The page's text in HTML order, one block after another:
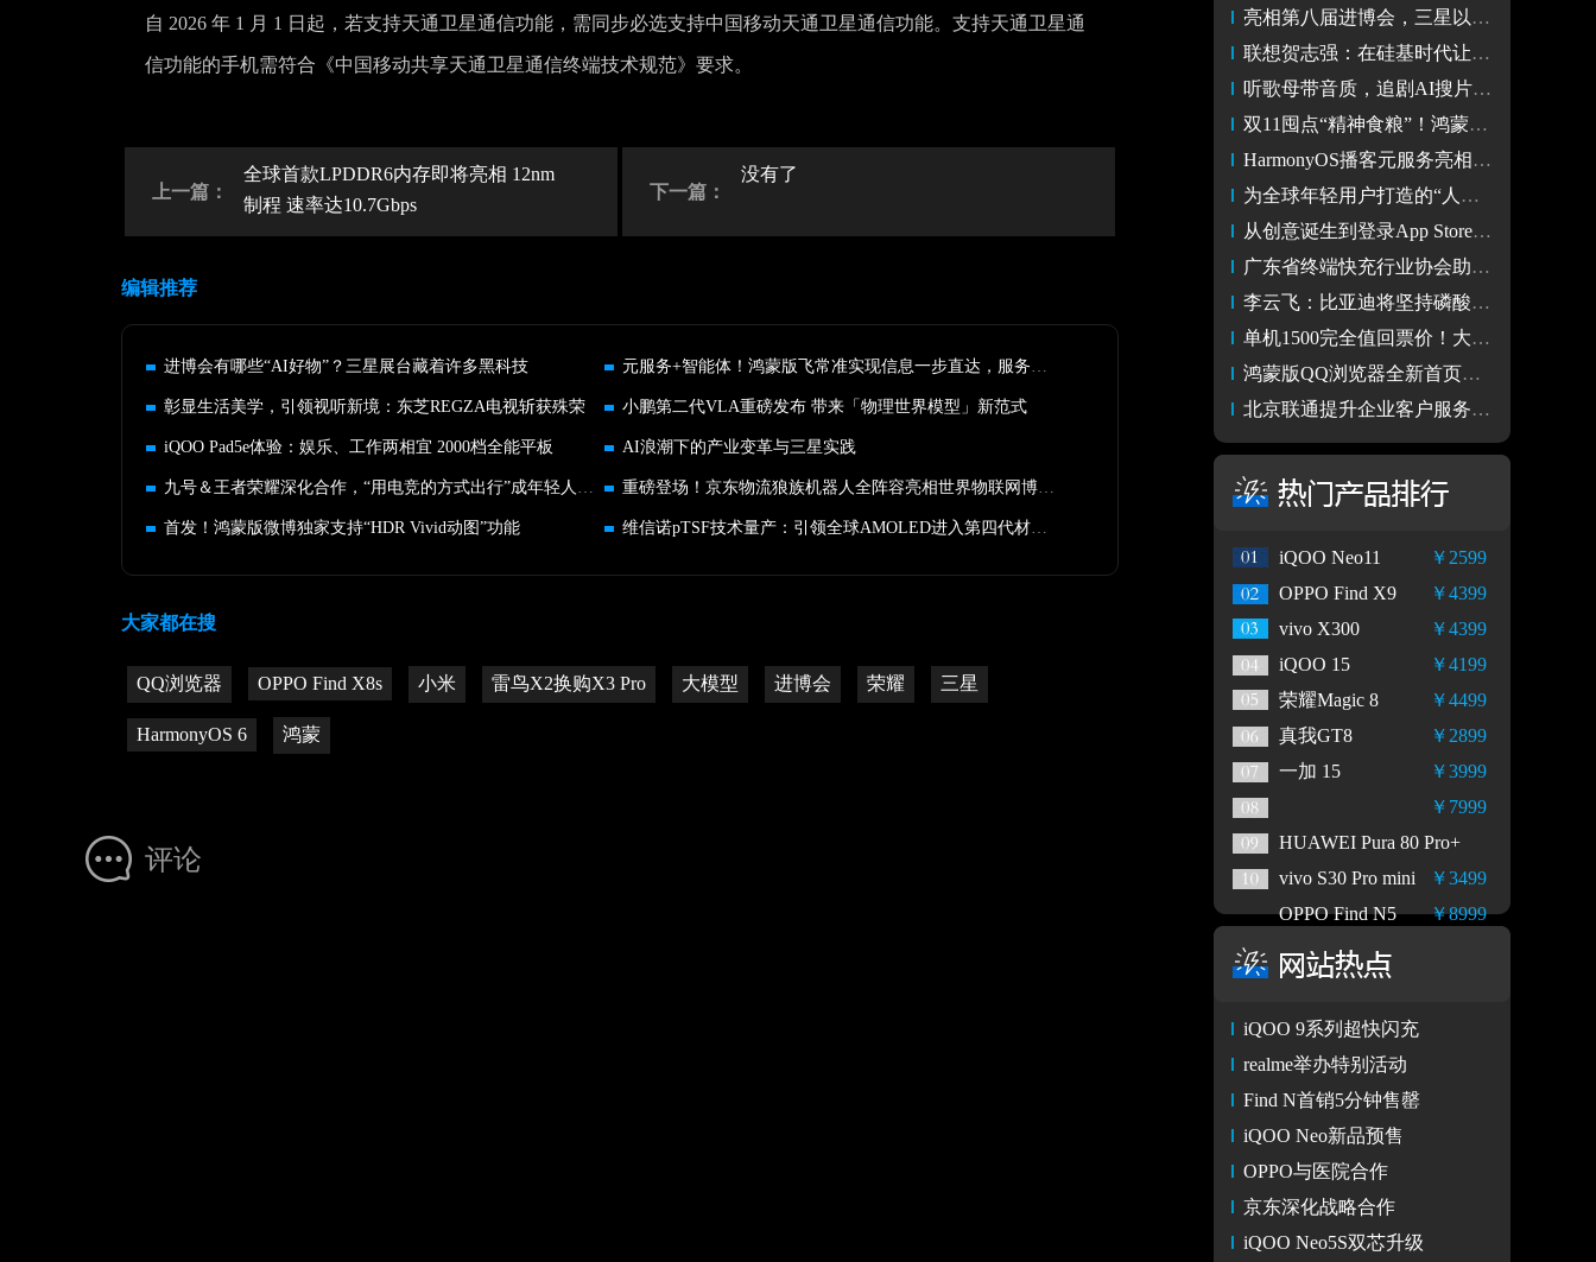
自 2026 年 1 月 1 日起，若支持天通卫星通信功能，需同步必选支持中国移动天通卫星通信功能。支持天通卫星通
信功能的手机需符合《中国移动共享天通卫星通信终端技术规范》要求。
上一篇：
全球首款LPDDR6内存即将亮相 12nm
制程 速率达10.7Gbps
下一篇：
没有了
编辑推荐
进博会有哪些“AI好物”？三星展台藏着许多黑科技 元服务+智能体！鸿蒙版飞常准实现信息一步直达，服务开口即来
彰显生活美学，引领视听新境：东芝REGZA电视斩获殊荣 小鹏第二代VLA重磅发布 带来「物理世界模型」新范式
iQOO Pad5e体验：娱乐、工作两相宜 2000档全能平板 AI浪潮下的产业变革与三星实践
九号＆王者荣耀深化合作，“用电竞的方式出行”成年轻人新选择 重磅登场！京东物流狼族机器人全阵容亮相世界物联网博览会
首发！鸿蒙版微博独家支持“HDR Vivid动图”功能 维信诺pTSF技术量产：引领全球AMOLED进入第四代材料纪元
大家都在搜
QQ浏览器 OPPO Find X8s 小米 雷鸟X2换购X3 Pro 大模型 进博会 荣耀 三星
HarmonyOS 6 鸿蒙
评论
亮相第八届进博会，三星以AI创新引领未来生活
联想贺志强：在硅基时代让人类三大科技理想照进现实
听歌母带音质，追剧AI搜片，鸿蒙双11为你的娱乐生活升个级
双11囤点“精神食粮”！鸿蒙双11解锁N种放松姿势
HarmonyOS播客元服务亮相狂喜播客节，创新播客内容体验
为全球年轻用户打造的“人生Dream Car” 零跑Lafa5预售开启
从创意诞生到登录App Store 学生编程挑战赛明年2月6日开启
广东省终端快充行业协会助力中国自主快充技术成全球标准
李云飞：比亚迪将坚持磷酸铁锂电池路线
单机1500完全值回票价！大疆Neo2最好的入门无人机
鸿蒙版QQ浏览器全新首页正式上线，极简设计重新定义浏览体验
北京联通提升企业客户服务水平 为首都营商环境注入数字加速度
￥2599
iQOO Neo11
￥4399
OPPO Find X9
￥4399
vivo X300
￥4199
iQOO 15
￥4499
荣耀Magic 8
￥2899
真我GT8
￥3999
一加 15
￥7999
HUAWEI Pura 80 Pro+
￥3499
vivo S30 Pro mini
￥8999
OPPO Find N5
iQOO 9系列超快闪充
realme举办特别活动
Find N首销5分钟售罄
iQOO Neo新品预售
OPPO与医院合作
京东深化战略合作
iQOO Neo5S双芯升级